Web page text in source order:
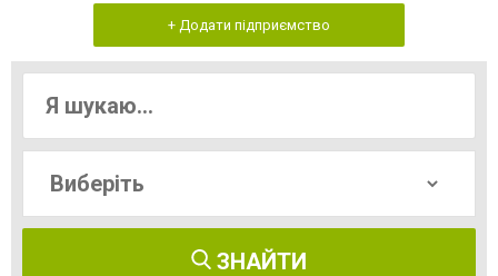
+ Додати підприємство
ЗНАЙТИ